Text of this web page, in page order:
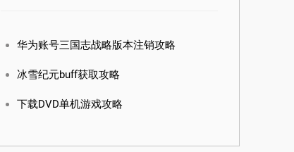
华为账号三国志战略版本注销攻略
冰雪纪元buff获取攻略
下载DVD单机游戏攻略